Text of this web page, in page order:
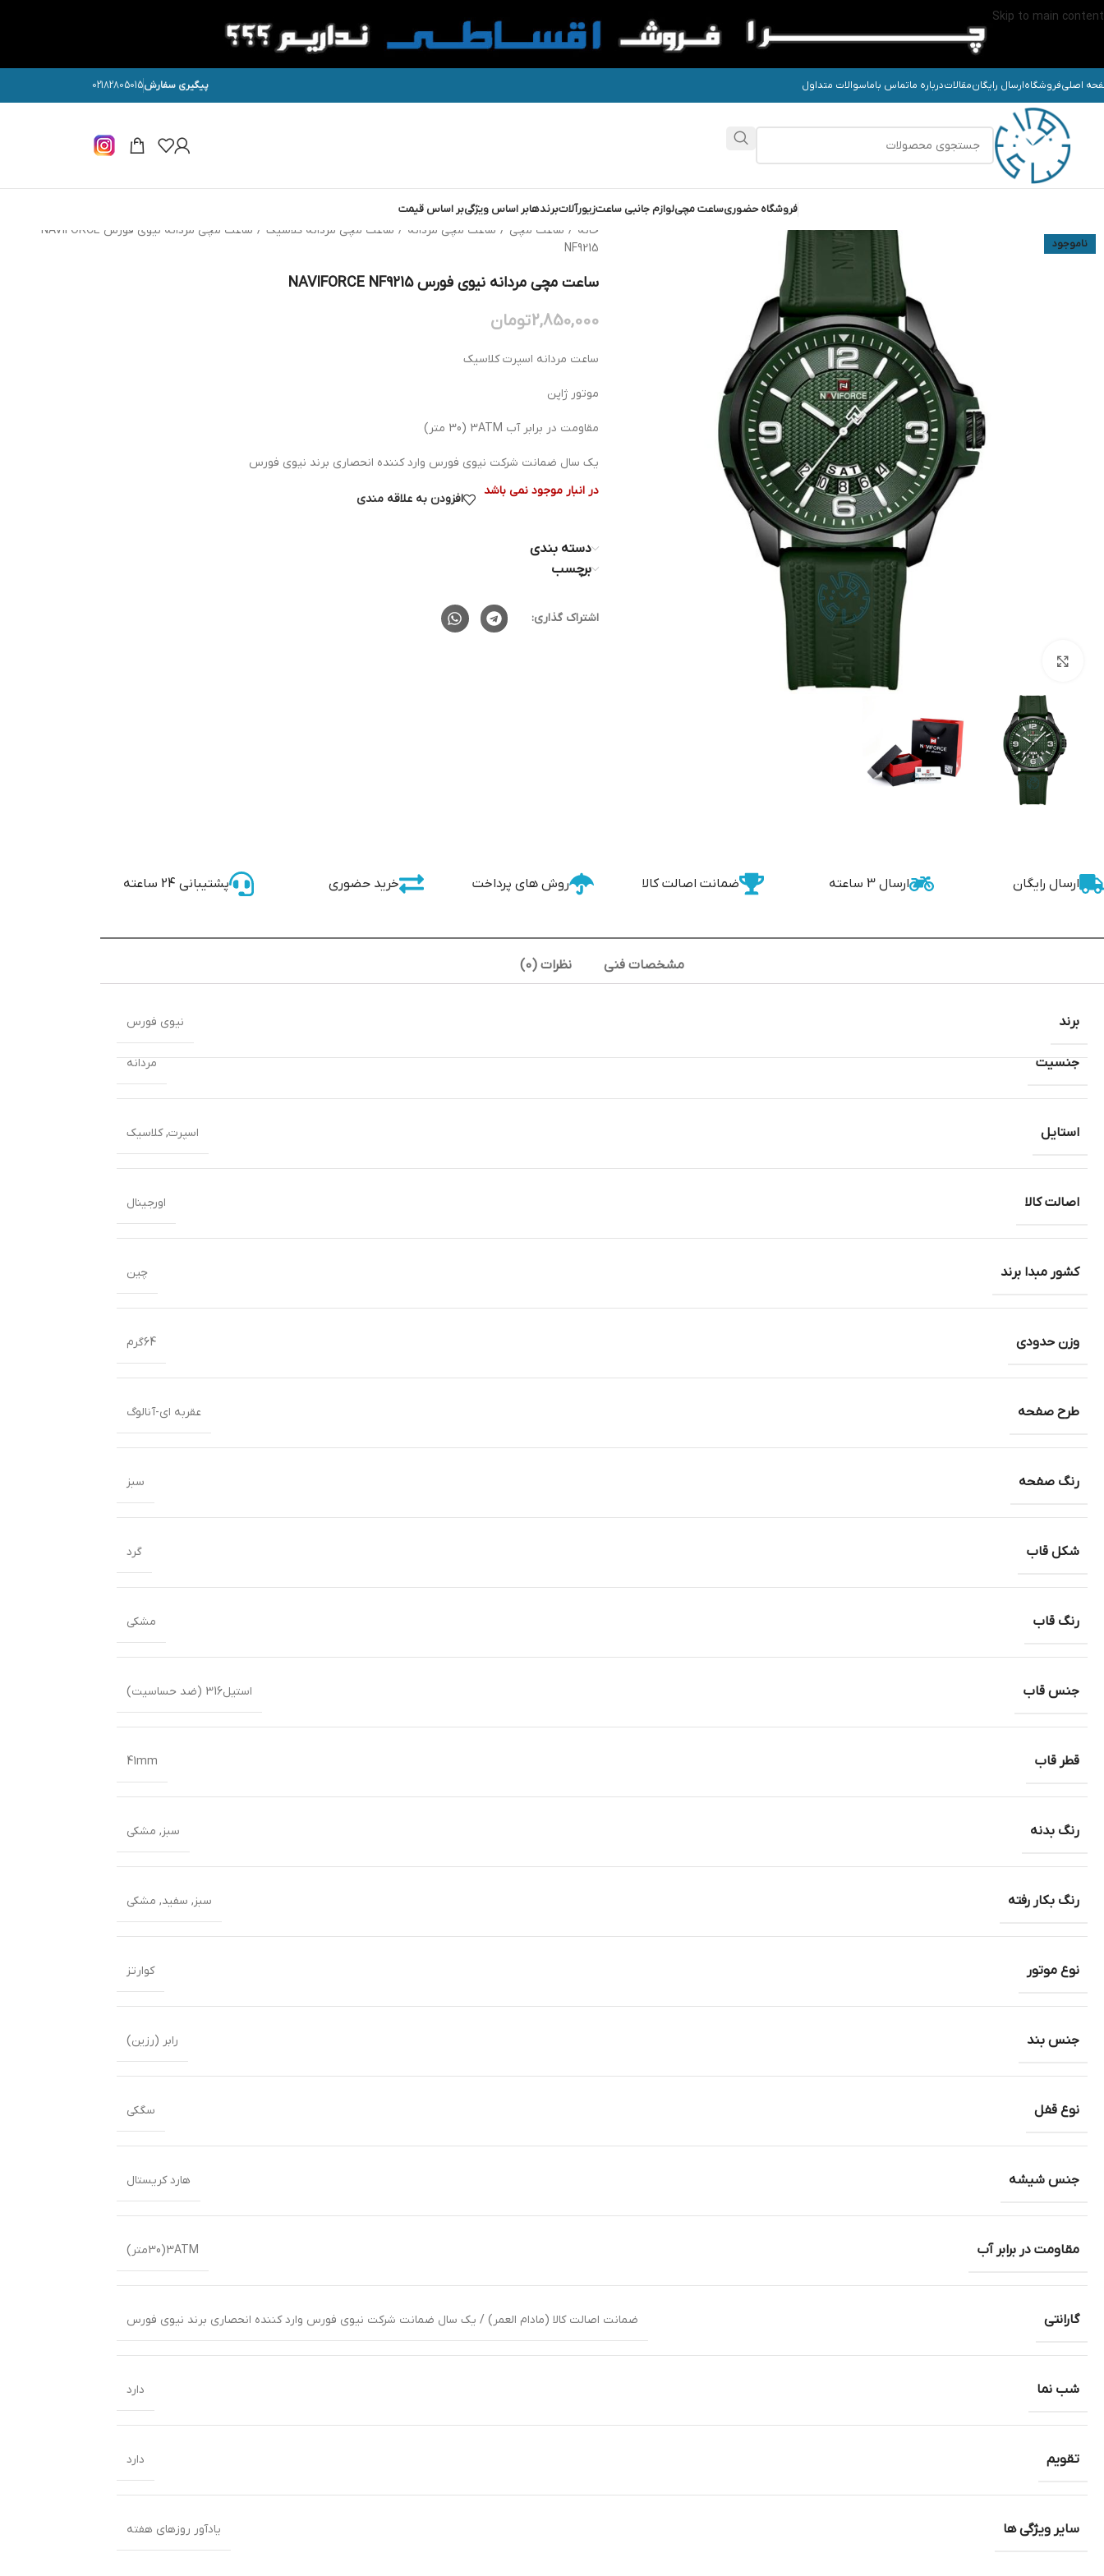
Skip to main content
اصلیفروشگاهارسال رایگانمقالاتدرباره ماتماس باماسوالات متداول پیگیری سفارش02182805015
فروشگاه حضوریساعت مچیلوازم جانبی ساعتزیورآلاتبرندهابر اساس ویژگیبر اساس قیمت
ناموجود
خانه / ساعت مچی / ساعت مچی مردانه / ساعت مچی مردانه کلاسیک /
ساعت مچی مردانه نیوی فورس NAVIFORCE
NF9215
ساعت مچی مردانه نیوی فورس NAVIFORCE NF9215
2,850,000تومان
ساعت مردانه اسپرت کلاسیک
موتور ژاپن
مقاومت در برابر آب 3ATM (30 متر)
یک سال ضمانت شرکت نیوی فورس وارد کننده انحصاری برند نیوی فورس
در انبار موجود نمی باشد
افزودن به علاقه مندی
دسته بندی
برچسب
اشتراک گذاری:
ارسال رایگان ارسال 3 ساعته ضمانت اصالت کالا روش های پرداخت خرید حضوری پشتیبانی 24 ساعته
مشخصات فنی نظرات (0)
جنسیت مردانه
استایل اسپرت,کلاسیک
اصالت کالا اورجینال
کشور مبدا برند چین
وزن حدودی 64گرم
طرح صفحه عقربه ای-آنالوگ
رنگ صفحه سبز
شکل قاب گرد
رنگ قاب مشکی
جنس قاب استیل316 (ضد حساسیت)
قطر قاب 41mm
رنگ بدنه سبز, مشکی
رنگ بکار رفته سبز, سفید, مشکی
نوع موتور کوارتز
جنس بند رابر (رزین)
نوع قفل سگکی
جنس شیشه هارد کریستال
مقاومت در برابر آب 3ATM(30متر)
گارانتی ضمانت اصالت کالا (مادام العمر) / یک سال ضمانت شرکت نیوی فورس وارد کننده انحصاری برند نیوی فورس
شب نما دارد
تقویم دارد
سایر ویژگی ها یادآور روزهای هفته
برند نیوی فورس